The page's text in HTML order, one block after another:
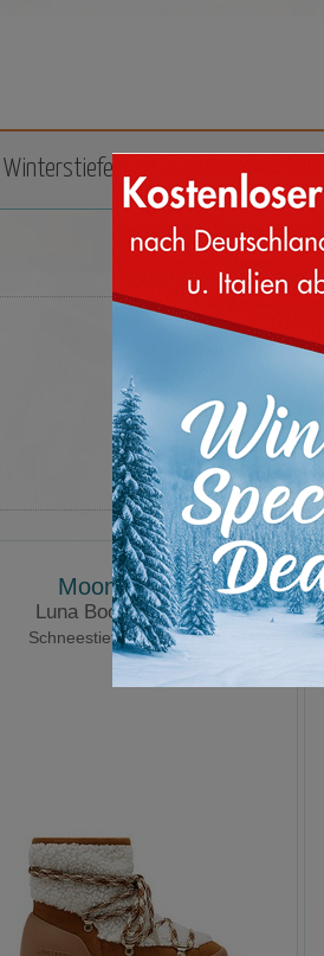
Winterstiefel Zubehör
Moon Boot®
Luna Boot Shearling
Schneestiefel in Lammfell